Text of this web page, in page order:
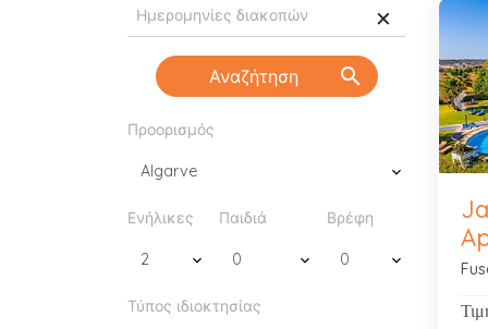
×
Αναζήτηση search
Προορισμός
Ενήλικες Παιδιά Βρέφη
Τύπος ιδιοκτησίας